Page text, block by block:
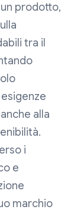
prodotto,
tra il
alla
i
e
marchio